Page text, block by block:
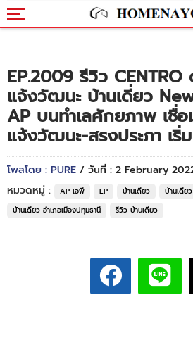
EP.2009 รีวิว CENTRO
แจ้งวัฒนะ บ้านเดี่ยว
AP บนทำเลศักยภาพ เชื่
แจ้งวัฒนะ-สรงประภา เริ่
โพสโดย : PURE / วันที่ : 2 February
หมวดหมู่ :
AP เอพี EP บ้านเดี่ยว บ้านเดี่ย
บ้านเดี่ยว อำเภอเมืองปทุมธานี
รีวิว บ้านเดี่ยว